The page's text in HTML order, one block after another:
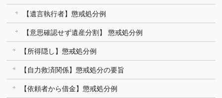
【遺言執行者】懲戒処分例
【意思確認せず遺産分割】 懲戒処分例
【所得隠し】懲戒処分例
【自力救済関係】懲戒処分の要旨
【依頼者から借金】懲戒処分例